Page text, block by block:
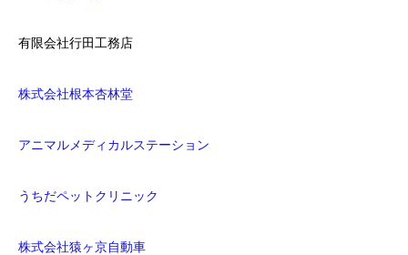
有限会社行田工務店
株式会社根本杏林堂
アニマルメディカルステーション
うちだペットクリニック
株式会社猿ヶ京自動車